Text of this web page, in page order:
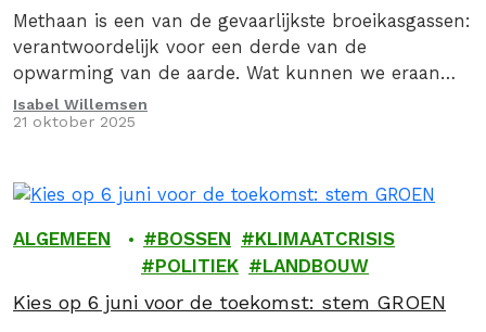
Methaan is een van de gevaarlijkste broeikasgassen:
verantwoordelijk voor een derde van de
opwarming van de aarde. Wat kunnen we eraan
doen?
Isabel Willemsen
21 oktober 2025
ALGEMEEN BOSSEN
KLIMAATCRISIS
POLITIEK
LANDBOUW
Kies op 6 juni voor de toekomst: stem GROEN